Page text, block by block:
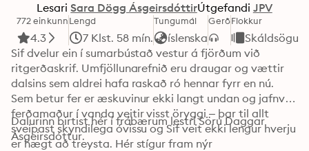
Lesari Sara Dögg ÁsgeirsdóttirÚtgefandi JPV
772 einkunn
4.3
Lengd
7 Klst. 58 mín.
Tungumál
íslenska
GerðFlokkur
Skáldsögur
Sif dvelur ein í sumarbústað vestur á fjörðum við
ritgerðaskrif. Umfjöllunarefnið eru draugar og vættir
dalsins sem aldrei hafa raskað ró hennar fyrr en nú.
Sem betur fer er æskuvinur ekki langt undan og jafnvel
ferðamaður í vanda veitir visst öryggi – þar til allt
sveipast skyndilega óvissu og Sif veit ekki lengur hverju
er hægt að treysta. Hér stígur fram nýr
Dalurinn birtist hér í frábærum lestri Söru Daggar
Ásgeirsdóttur.